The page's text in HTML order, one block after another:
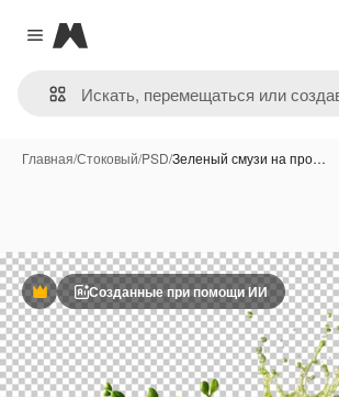
Close menu
Magnific
Главная/Стоковый/PSD/Зеленый смузи на про…
ПремиумСозданные при помощи ИИ